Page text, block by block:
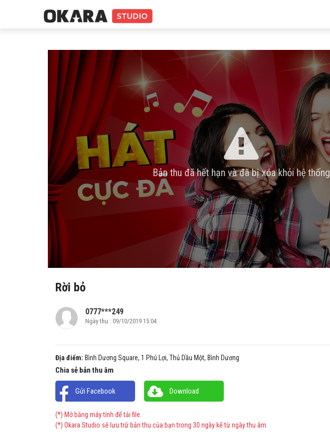
Bản thu đã hết hạn và đã bị xóa khỏi hệ thống
Rời bỏ
0777***249
Ngày thu : 09/10/2019 15:04
Địa điểm: Bình Dương Square, 1 Phú Lợi, Thủ Dầu Một, Bình Dương
Chia sẻ bản thu âm
Gửi Facebook Download
(*) Mở bằng máy tính để tải file.
(*) Okara Studio sẽ lưu trữ bản thu của bạn trong 30 ngày kể từ ngày thu âm.